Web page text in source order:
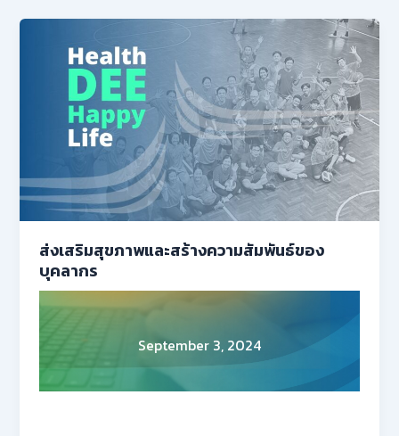
ส่งเสริมสุขภาพและสร้างความสัมพันธ์ของ
บุคลากร
September 3, 2024